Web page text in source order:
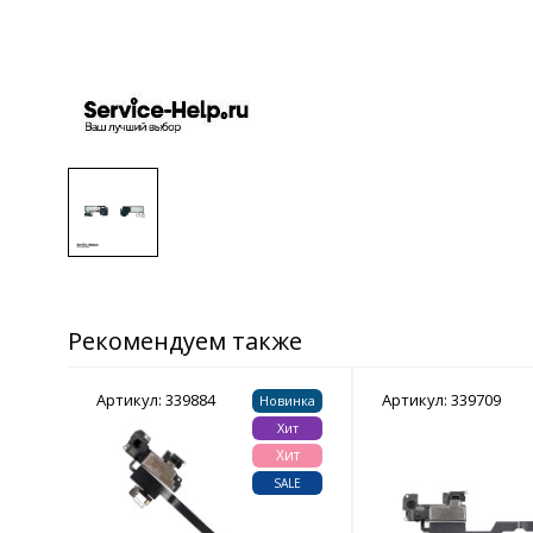
Рекомендуем также
Артикул: 339884
Новинка
Хит
Хит
SALE
Артикул: 339709